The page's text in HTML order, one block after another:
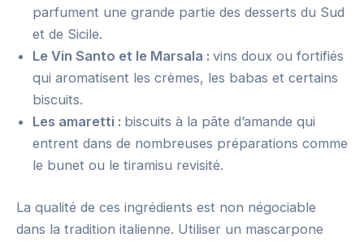
parfument une grande partie des desserts du Sud
et de Sicile.
Le Vin Santo et le Marsala : vins doux ou fortifiés
qui aromatisent les crèmes, les babas et certains
biscuits.
Les amaretti : biscuits à la pâte d’amande qui
entrent dans de nombreuses préparations comme
le bunet ou le tiramisu revisité.
La qualité de ces ingrédients est non négociable
dans la tradition italienne. Utiliser un mascarpone